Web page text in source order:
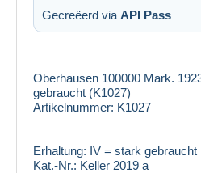
Gecreëerd via API Pass
Oberhausen 100000 Mark.
gebraucht (K1027)
Artikelnummer: K1027
Erhaltung: IV = stark gebraucht
Kat.-Nr.: Keller 2019 a